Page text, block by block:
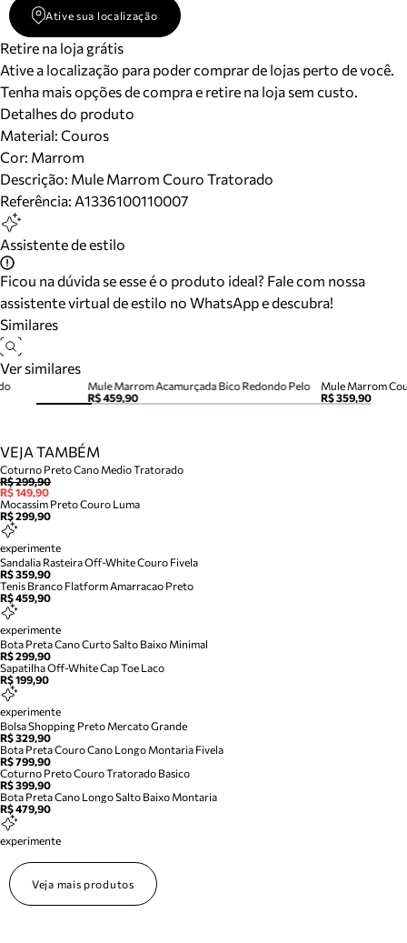
Ative sua localização
Retire na loja grátis
Ative a localização para poder comprar de lojas perto de você.
Tenha mais opções de compra e retire na loja sem custo.
Detalhes do produto
Material: Couros
Cor: Marrom
Descrição: Mule Marrom Couro Tratorado
Referência: A1336100110007
Assistente de estilo
Ficou na dúvida se esse é o produto ideal? Fale com nossa
assistente virtual de estilo no WhatsApp e descubra!
Similares
Ver similares
Mule Marrom Acamurçada Bico Redondo Pelo
R$ 459,90
Mule Marrom
R$ 359,90
VEJA TAMBÉM
Coturno Preto Cano Medio Tratorado
R$ 299,90
R$ 149,90
Mocassim Preto Couro Luma
R$ 299,90
experimente
Sandalia Rasteira Off-White Couro Fivela
R$ 359,90
Tenis Branco Flatform Amarracao Preto
R$ 459,90
experimente
Bota Preta Cano Curto Salto Baixo Minimal
R$ 299,90
Sapatilha Off-White Cap Toe Laco
R$ 199,90
experimente
Bolsa Shopping Preto Mercato Grande
R$ 329,90
Bota Preta Couro Cano Longo Montaria Fivela
R$ 799,90
Coturno Preto Couro Tratorado Basico
R$ 399,90
Bota Preta Cano Longo Salto Baixo Montaria
R$ 479,90
experimente
Veja mais produtos